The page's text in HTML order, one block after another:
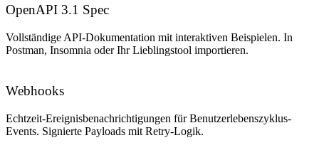
OpenAPI 3.1 Spec
Vollständige API-Dokumentation mit interaktiven Beispielen. In
Postman, Insomnia oder Ihr Lieblingstool importieren.
Webhooks
Echtzeit-Ereignisbenachrichtigungen für Benutzerlebenszyklus-
Events. Signierte Payloads mit Retry-Logik.